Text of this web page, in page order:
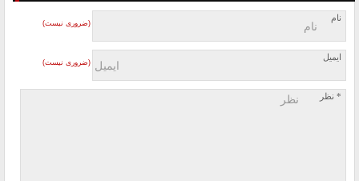
نام
(ضروری نیست)
ایمیل
(ضروری نیست)
* نظر